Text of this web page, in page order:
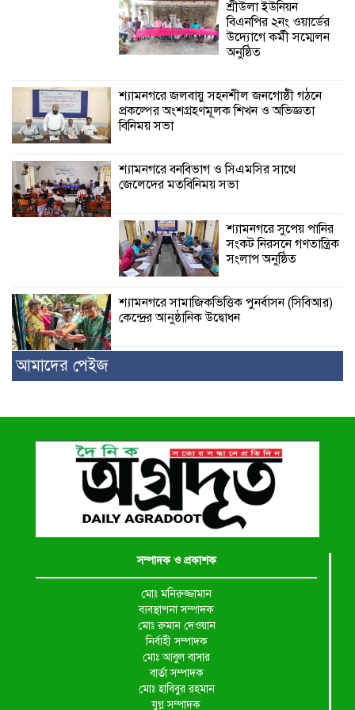
শ্রীউলা ইউনিয়ন
বিএনপির ২নং ওয়ার্ডের
উদ্যোগে কর্মী সম্মেলন
অনুষ্ঠিত
শ্যামনগরে জলবায়ু সহনশীল জনগোষ্ঠী গঠনে
প্রকল্পের অংশগ্রহণমূলক শিখন ও অভিজ্ঞতা
বিনিময় সভা
শ্যামনগরে বনবিভাগ ও সিএমসির সাথে
জেলেদের মতবিনিময় সভা
শ্যামনগরে সুপেয় পানির
সংকট নিরসনে গণতান্ত্রিক
সংলাপ অনুষ্ঠিত
শ্যামনগরে সামাজিকভিত্তিক পুনর্বাসন (সিবিআর)
কেন্দ্রের আনুষ্ঠানিক উদ্বোধন
আমাদের পেইজ
সম্পাদক ও প্রকাশক
মোঃ মনিরুজ্জামান
ব্যবস্থাপনা সম্পাদক
মোঃ রুমান দেওয়ান
নির্বাহী সম্পাদক
মোঃ আবুল বাসার
বার্তা সম্পাদক
মোঃ হাবিবুর রহমান
যুগ্ন সম্পাদক